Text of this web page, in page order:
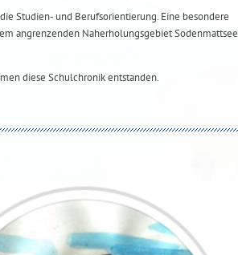
Studien- und Berufsorientierung. Eine besondere
angrenzenden Naherholungsgebiet Sodenmattsee
diese Schulchronik entstanden.